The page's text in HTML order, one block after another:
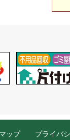
ップ プライバ